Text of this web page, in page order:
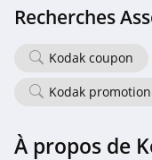
Recherches
Kodak coupon
Kodak promotion
À propos de